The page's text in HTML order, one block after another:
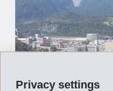
Privacy settings